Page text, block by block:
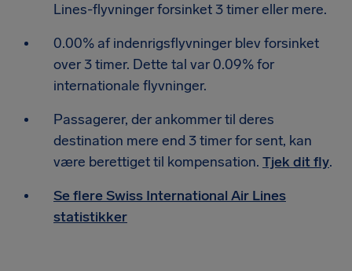
Lines-flyvninger forsinket 3 timer eller mere.
0.00% af indenrigsflyvninger blev forsinket
over 3 timer. Dette tal var 0.09% for
internationale flyvninger.
Passagerer, der ankommer til deres
destination mere end 3 timer for sent, kan
være berettiget til kompensation. Tjek dit fly.
Se flere Swiss International Air Lines
statistikker